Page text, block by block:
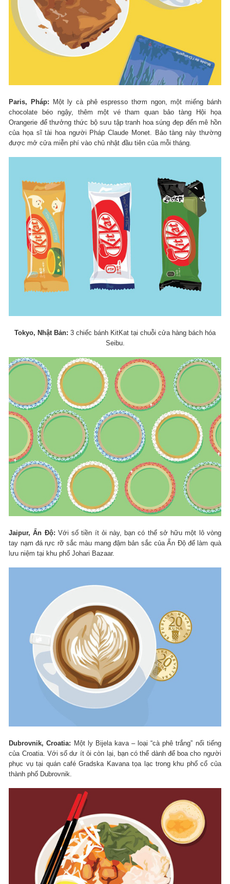
Paris, Pháp: Một ly cà phê espresso thơm ngon, một miếng bánh
chocolate béo ngậy, thêm một vé tham quan bảo tàng Hội họa
Orangerie để thưởng thức bộ sưu tập tranh hoa súng đẹp đến mê hồn
của họa sĩ tài hoa người Pháp Claude Monet. Bảo tàng này thường
được mở cửa miễn phí vào chủ nhật đầu tiên của mỗi tháng.
Tokyo, Nhật Bản: 3 chiếc bánh KitKat tại chuỗi cửa hàng bách hóa
Seibu.
Jaipur, Ấn Độ: Với số tiền ít ỏi này, bạn có thể sở hữu một lô vòng
tay nạm đá rực rỡ sắc màu mang đậm bản sắc của Ấn Độ để làm quà
lưu niệm tại khu phố Johari Bazaar.
Dubrovnik, Croatia: Một ly Bijela kava – loại “cà phê trắng” nổi tiếng
của Croatia. Với số dư ít ỏi còn lại, bạn có thể dành để boa cho người
phục vụ tại quán café Gradska Kavana tọa lạc trong khu phố cổ của
thành phố Dubrovnik.